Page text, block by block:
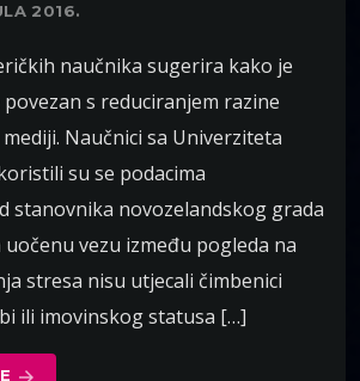
2016.
naučnika sugerira kako je
s reduciranjem razine
Naučnici sa Univerziteta
su se podacima
stanovnika novozelandskog grada
vezu između pogleda na
stresa nisu utjecali čimbenici
ili imovinskog statusa […]